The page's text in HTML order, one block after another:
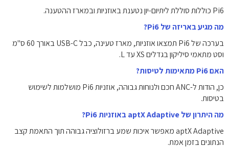
Pi6 כוללות סוללת ליתיום-יון נטענת באוזניות ובמארז ההטענה.
מה מגיע באריזה של Pi6?
בערכה של Pi6 תמצאו אוזניות, מארז טעינה, כבל USB-C באורך 60 ס"מ
וסט מתאמי סיליקון בגדלים XS עד L.
האם Pi6 מתאימות לטיסות?
כן, הודות ל-ANC חכם ולנוחות גבוהה, אוזניות Pi6 מושלמות לשימוש
בטיסות.
מה היתרון של aptX Adaptive באוזניות Pi6?
aptX Adaptive מאפשר איכות שמע ברזולוציה גבוהה תוך התאמת קצב
הנתונים בזמן אמת.